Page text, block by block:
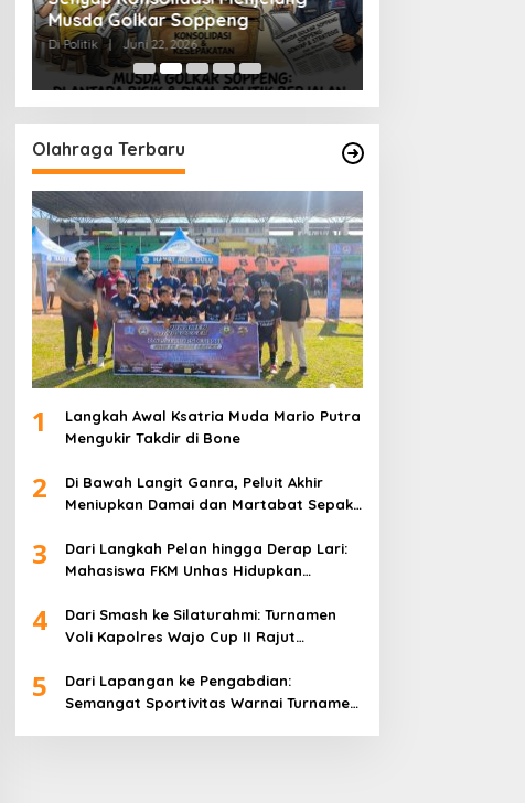
Musda Golkar Soppeng
Di Politik | Juni 22, 2026
Olahraga Terbaru
1
Langkah Awal Ksatria Muda Mario Putra
Mengukir Takdir di Bone
2
Di Bawah Langit Ganra, Peluit Akhir
Meniupkan Damai dan Martabat Sepak
3
Dari Langkah Pelan hingga Derap Lari:
Mahasiswa FKM Unhas Hidupkan
4
Dari Smash ke Silaturahmi: Turnamen
Voli Kapolres Wajo Cup II Rajut
80
5
Dari Lapangan ke Pengabdian:
Semangat Sportivitas Warnai Turnamen